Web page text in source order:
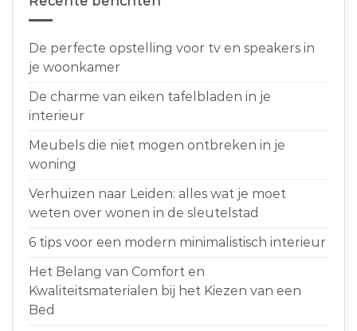
De perfecte opstelling voor tv en speakers in
je woonkamer
De charme van eiken tafelbladen in je
interieur
Meubels die niet mogen ontbreken in je
woning
Verhuizen naar Leiden: alles wat je moet
weten over wonen in de sleutelstad
6 tips voor een modern minimalistisch interieur
Het Belang van Comfort en
Kwaliteitsmaterialen bij het Kiezen van een
Bed